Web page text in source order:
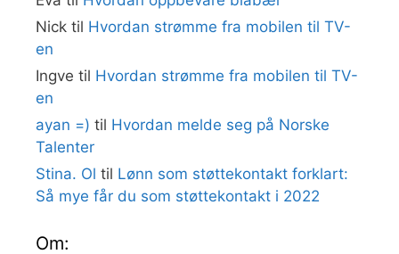
Nick til Hvordan strømme fra mobilen til TV-
en
Ingve til Hvordan strømme fra mobilen til TV-
en
ayan =) til Hvordan melde seg på Norske
Talenter
Stina. Ol til Lønn som støttekontakt forklart:
Så mye får du som støttekontakt i 2022
Om: